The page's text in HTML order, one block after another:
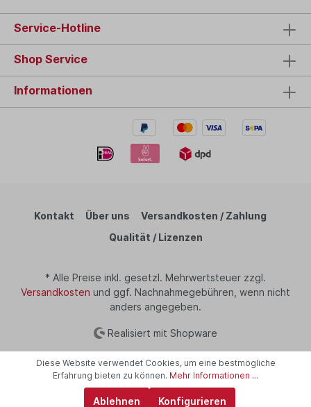
Service-Hotline
Shop Service
Informationen
Kontakt Über uns
Versandkosten / Zahlung
Qualität / Lizenzen
* Alle Preise inkl. gesetzl. Mehrwertsteuer zzgl.
Versandkosten und ggf. Nachnahmegebühren, wenn nicht
anders angegeben.
Realisiert mit Shopware
Diese Website verwendet Cookies, um eine bestmögliche
Erfahrung bieten zu können. Mehr Informationen ...
Ablehnen Konfigurieren